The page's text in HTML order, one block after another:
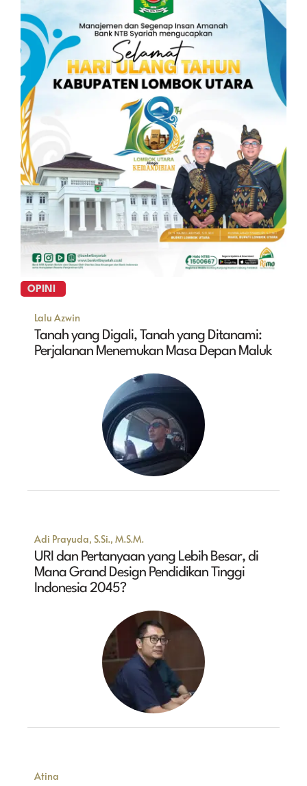
OPINI
Lalu Azwin
Tanah yang Digali, Tanah yang Ditanami:
Perjalanan Menemukan Masa Depan Maluk
Adi Prayuda, S.Si., M.S.M.
URI dan Pertanyaan yang Lebih Besar, di
Mana Grand Design Pendidikan Tinggi
Indonesia 2045?
Atina